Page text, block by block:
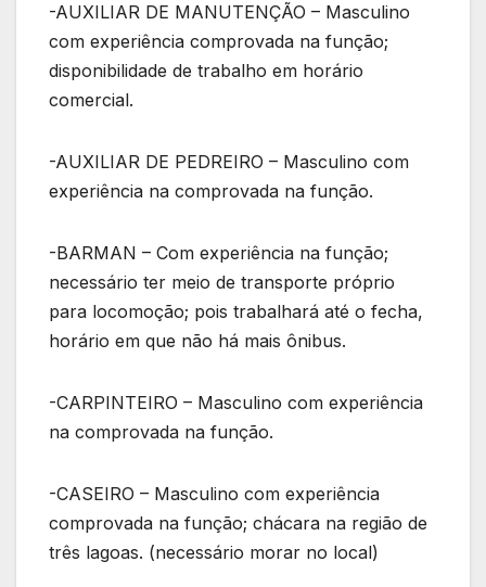
-AUXILIAR DE MANUTENÇÃO – Masculino
com experiência comprovada na função;
disponibilidade de trabalho em horário
comercial.
-AUXILIAR DE PEDREIRO – Masculino com
experiência na comprovada na função.
-BARMAN – Com experiência na função;
necessário ter meio de transporte próprio
para locomoção; pois trabalhará até o fecha,
horário em que não há mais ônibus.
-CARPINTEIRO – Masculino com experiência
na comprovada na função.
-CASEIRO – Masculino com experiência
comprovada na função; chácara na região de
três lagoas. (necessário morar no local)